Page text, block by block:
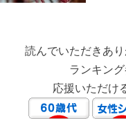
読んでいただきあり
ランキング
応援いただけ